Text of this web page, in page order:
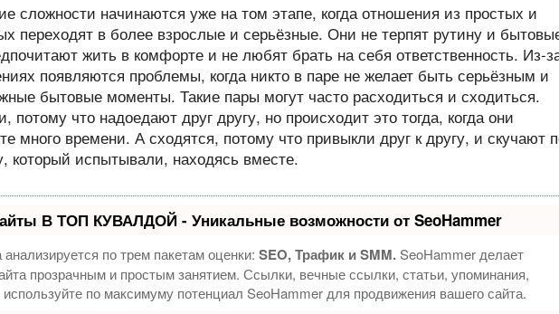
сложности начинаются уже на том этапе, когда отношения из простых и
переходят в более взрослые и серьёзные. Они не терпят рутину и
жить в комфорте и не любят брать на себя ответственность. Из-
появляются проблемы, когда никто в паре не желает быть серьёзным и
бытовые моменты. Такие пары могут часто расходиться и сходиться.
потому что надоедают друг другу, но происходит это тогда, когда они
много времени. А сходятся, потому что привыкли друг к другу, и скучают
который испытывали, находясь вместе.
В ТОП КУВАЛДОЙ - Уникальные возможности от SeoHammer
по трем пакетам оценки: SEO, Трафик и SMM.SeoHammer делает
прозрачным и простым занятием. Ссылки, вечные ссылки, статьи, упоминания,
по максимуму потенциал SeoHammer для продвижения вашего сайта.